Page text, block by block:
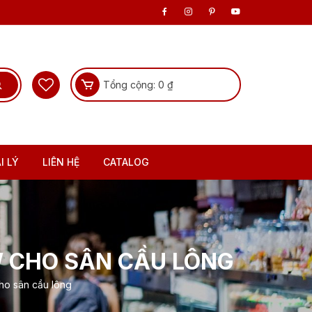
Tổng cộng: 0 ₫
LÝ LIÊN HỆ CATALOG
SÂN CẦU LÔNG
sân cầu lông